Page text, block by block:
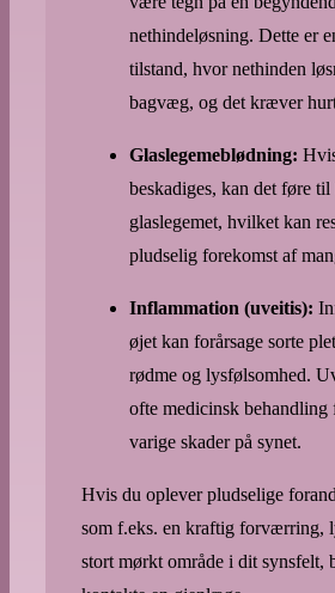
nethindeløsning. Dette er
tilstand, hvor nethinden
bagvæg, og det kræver
Glaslegemeblødning:
beskadiges, kan det føre
glaslegemet, hvilket kan
pludselig forekomst af
Inflammation (uveitis):
øjet kan forårsage sorte
rødme og lysfølsomhed.
ofte medicinsk behandling
varige skader på synet.
Hvis du oplever pludselige
som f.eks. en kraftig forværring,
stort mørkt område i dit synsfelt,